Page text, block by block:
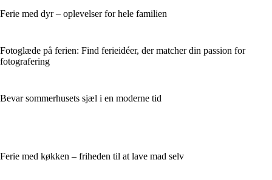
Ferie med dyr – oplevelser for hele familien
Fotoglæde på ferien: Find ferieidéer, der matcher din passion for
fotografering
Bevar sommerhusets sjæl i en moderne tid
Ferie med køkken – friheden til at lave mad selv